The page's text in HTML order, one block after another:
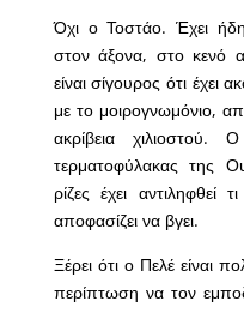
Όχι ο Τοστάο. Έχει
στον άξονα, στο κενό
είναι σίγουρος ότι έχει
με το μοιρογνωμόνιο,
ακρίβεια χιλιοστού.
τερματοφύλακας της
ρίζες έχει αντιληφθεί
αποφασίζει να βγει.
Ξέρει ότι ο Πελέ είναι
περίπτωση να τον